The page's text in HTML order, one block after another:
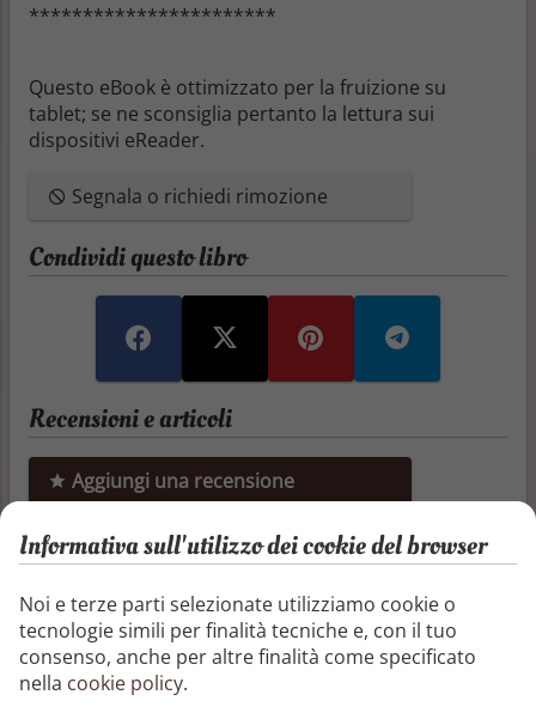
***********************
Questo eBook è ottimizzato per la fruizione su
tablet; se ne sconsiglia pertanto la lettura sui
dispositivi eReader.
Segnala o richiedi rimozione
Condividi questo libro
Recensioni e articoli
Aggiungi una recensione
Aggiungi un articolo
Non ci sono ancora recensioni o articoli
Altri libri di Alice Oseman
Informativa sull'utilizzo dei cookie del browser
Noi e terze parti selezionate utilizziamo cookie o
tecnologie simili per finalità tecniche e, con il tuo
consenso, anche per altre finalità come specificato
nella cookie policy.